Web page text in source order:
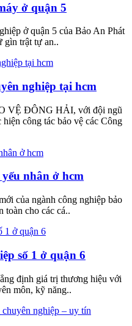
ở quận 5
ở quận 5 của Bảo An Phát
gìn trật tự an..
nghiệp tại hcm
VỆ ĐÔNG HẢI, với đội ngũ
công tác bảo vệ các Công
nhân ở hcm
của ngành công nghiệp bảo
toàn cho các cá..
số 1 ở quận 6
định giá trị thương hiệu với
môn, kỹ năng..